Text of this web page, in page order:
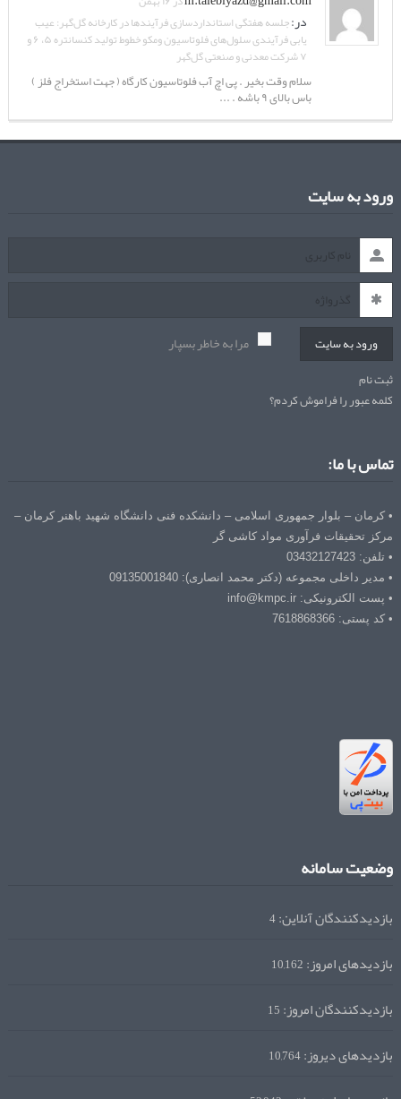
در:جلسه هفتگی استانداردسازی فرآیندها در کارخانه گل‌گهر: عیب
یابی فرآیندی سلول‌های فلوتاسیون ومکو خطوط تولید کنسانتره ۵، ۶ و
۷ شرکت معدنی و صنعتی گل‌گهر
سلام وقت بخیر . پی اچ آب فلوتاسیون کارگاه ( جهت استخراج فلز )
باس بالای ۹ باشه . ...
ورود به سایت
ورود به سایت مرا به خاطر بسپار
ثبت نام
کلمه عبور را فراموش کردم؟
تماس با ما:
• کرمان – بلوار جمهوری اسلامی – دانشکده فنی دانشگاه شهید باهنر کرمان –
مرکز تحقیقات فرآوری مواد کاشی گر
• تلفن: 03432127423
• مدیر داخلی مجموعه (دکتر محمد انصاری): 09135001840
• پست الکترونیکی: info@kmpc.ir
• کد پستی: 7618868366
وضعیت سامانه
بازدیدکنندگان آنلاین:4
بازدیدهای امروز:10,162
بازدیدکنندگان امروز:15
بازدیدهای دیروز:10,764